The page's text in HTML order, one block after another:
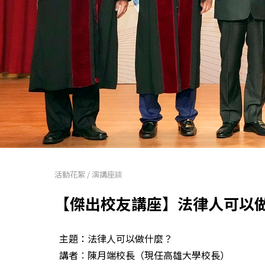
活動花絮 /演講座談
【傑出校友講座】法律人可以
主題：法律人可以做什麼？
講者︰陳月端校長（現任高雄大學校長）